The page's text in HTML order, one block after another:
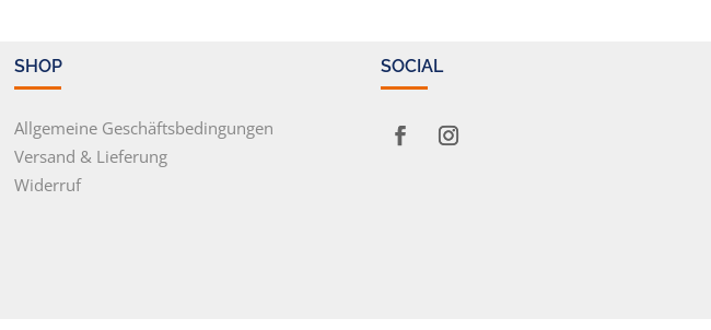
SHOP
Allgemeine Geschäftsbedingungen
Versand & Lieferung
Widerruf
SOCIAL